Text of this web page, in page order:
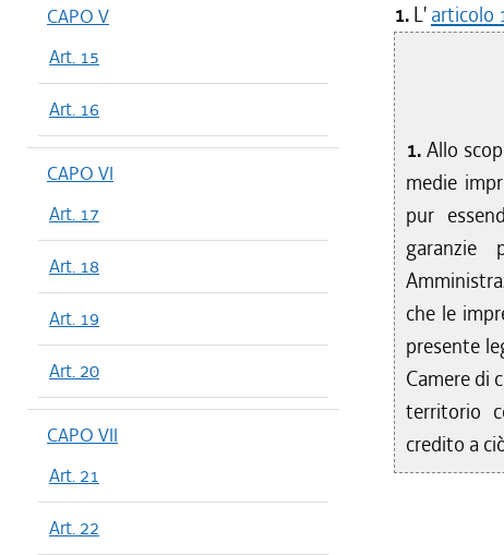
CAPO V
Art. 15
Art. 16
CAPO VI
Art. 17
Art. 18
Art. 19
Art. 20
CAPO VII
Art. 21
Art. 22
1. L' articolo
1. Allo
medie
pur
che le
presente
Camere di
territorio
credito a